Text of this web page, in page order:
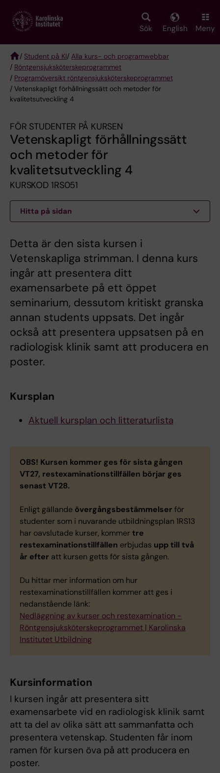
main
Sök English Meny
Breadcrumb
/ Student på KI/ Alla kurs- och programwebbar
/ Röntgen­sjuk­sköterske­programmet
/ Programöversikt röntgensjuksköterskeprogrammet
/ Vetenskapligt förhållningssätt och metoder för
kvalitetsutveckling 4
FÖR STUDENTER PÅ KURSEN
Vetenskapligt förhållningssätt
och metoder för
kvalitetsutveckling 4
KURSKOD 1RS051
Hitta på sidan
Detta är den sista kursen i
Vetenskapliga strimman. I denna kurs
ingår att presentera ditt
examensarbete på ett öppet
seminarium, dessutom kritiskt granska
annan students uppsats. Det ingår
också att presentera uppsatsen på en
radiologisk klinik samt att producera en
poster.
Kursplan
Aktuell kursplan och litteraturlista
OBS! Kursen kommer ges för sista gången
VT27, restexaminationstillfällen börjar ges
senast VT28.
Enligt gällande övergångsbestämmelser för
studenter som i nuvarande utbildningsplan 1RS13
har oavslutade kurser, kommertre
restexaminationstillfällen erbjudas upp till två
år efter att kursen getts för sista gången.
Du hittar mer information om hur
restexaminationstillfällen kommer att ges i
nedanstående länk:
Nedläggning av kurser och restexamination -
Röntgensjuksköterskeprogrammet | Karolinska
Institutet Utbildning
Kursinformation
I kursen ingår att presentera sitt
examensarbete vid en radiologisk klinik samt
att ta del av olika sätt att sammanfatta och
presentera vetenskap. Studenten får inom
ramen för kursen öva på att producera en
poster.